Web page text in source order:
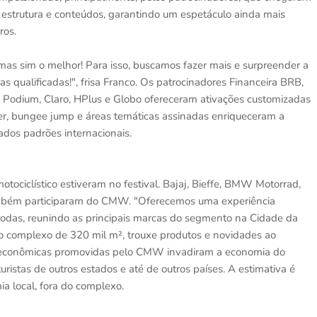
e conteúdos, garantindo um espetáculo ainda mais
sim o melhor! Para isso, buscamos fazer mais e surpreender a
qualificadas!", frisa Franco. Os patrocinadores Financeira BRB,
Claro, HPlus e Globo ofereceram ativações customizadas
bungee jump e áreas temáticas assinadas enriqueceram a
padrões internacionais.
estiveram no festival. Bajaj, Bieffe, BMW Motorrad,
participaram do CMW. "Oferecemos uma experiência
reunindo as principais marcas do segmento na Cidade da
de 320 mil m², trouxe produtos e novidades ao
promovidas pelo CMW invadiram a economia do
de outros estados e até de outros países. A estimativa é
local, fora do complexo.